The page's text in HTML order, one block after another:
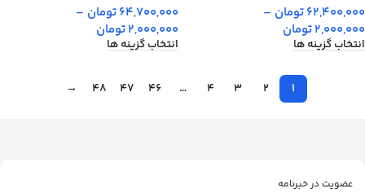
62,400,000تومان –
2,000,000تومان
انتخاب گزینه ها
64,700,000تومان –
2,000,000تومان
انتخاب گزینه ها
1
2
3
4
…
46
47
48
→
عضویت در خبرنامه